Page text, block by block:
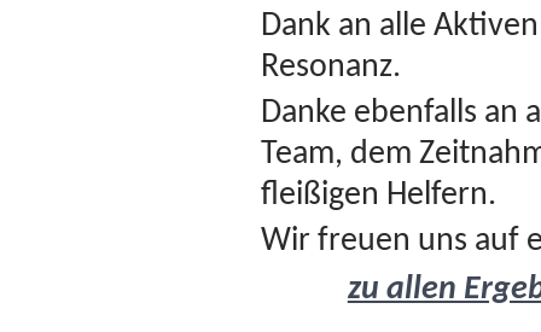
Dank an alle
Resonanz.
Danke ebenfalls an
Team, dem
fleißigen Helfern.
Wir freuen uns auf
zu allen